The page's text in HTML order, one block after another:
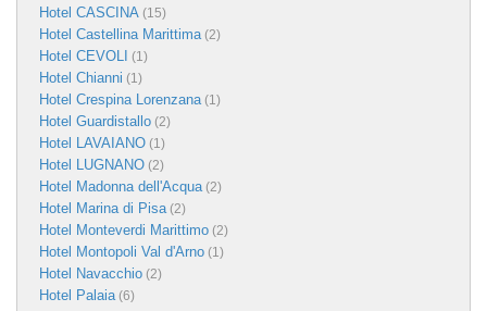
Hotel CASCINA (15)
Hotel Castellina Marittima (2)
Hotel CEVOLI (1)
Hotel Chianni (1)
Hotel Crespina Lorenzana (1)
Hotel Guardistallo (2)
Hotel LAVAIANO (1)
Hotel LUGNANO (2)
Hotel Madonna dell'Acqua (2)
Hotel Marina di Pisa (2)
Hotel Monteverdi Marittimo (2)
Hotel Montopoli Val d'Arno (1)
Hotel Navacchio (2)
Hotel Palaia (6)